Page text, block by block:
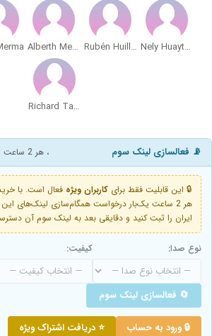
Nely Huayta Cutipa
Rubén Huillca
Alberth Merma
Richard Taipe
📡 فعالسازی لینک سوم ، هر 2 ساعت یک فیلم برای یک کاربر ویژه
🔒 این قابلیت فقط برای کاربران ویژه فعال است. با
ایران را ثبت کنید و دقایقی بعد به لینک سوم آن
نوع صدا: کیفیت:
🔄 فعالسازی لینک سوم
🔒 ورود به حساب ⭐ دریافت اشتراک ویژه